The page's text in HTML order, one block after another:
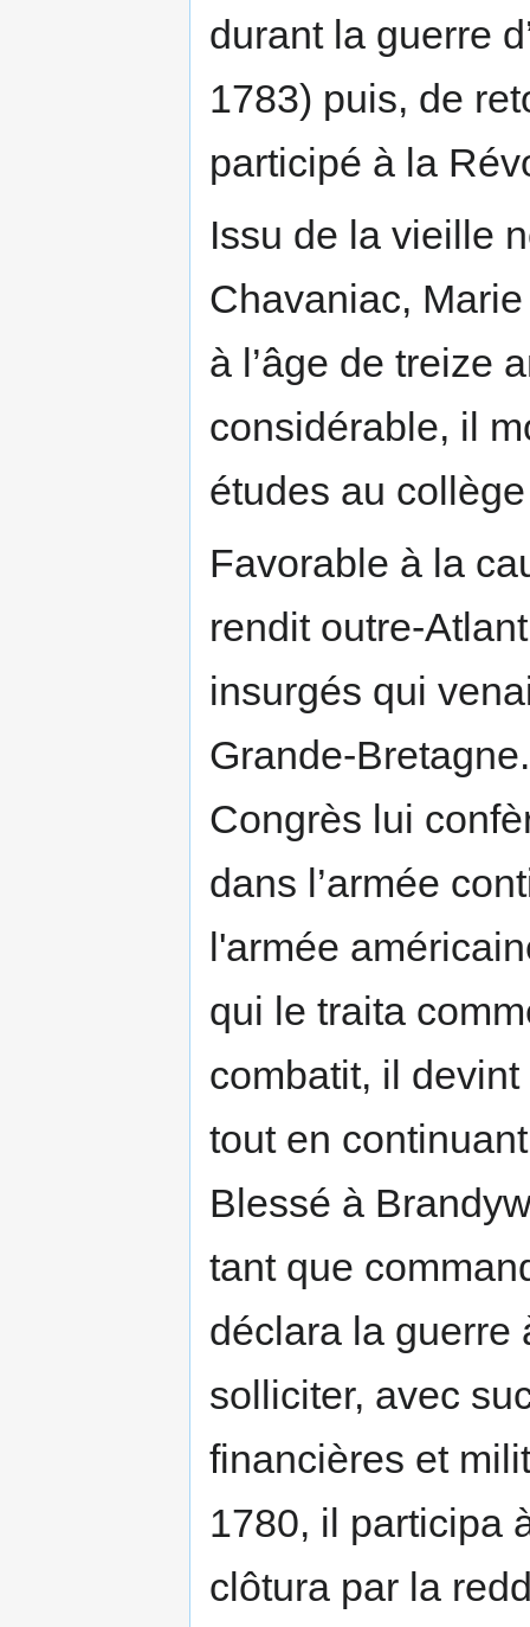
durant la guerre
1783) puis, de
participé à la
Issu de la vieille
Chavaniac,
à l’âge de treize
considérable, il
études au
Favorable à la
rendit outre-
insurgés qui
Grande-
Congrès lui
dans l’armée
l'armée
qui le traita
combatit, il
tout en
Blessé à
tant que
déclara la guerre
solliciter, avec
financières et
1780, il participa
clôtura par la